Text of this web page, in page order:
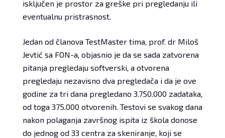
isključen je prostor za greške pri pregledanju ili
eventualnu pristrasnost.
Jedan od članova TestMaster tima, prof. dr Miloš
Jevtić sa FON-a, objasnio je da se sada zatvorena
pitanja pregledaju softverski, a otvorena
pregledaju nezavisno dva pregledača i da je ove
godine za tri dana pregledano 3.750.000 zadataka,
od toga 375.000 otvorenih. Testovi se svakog dana
nakon polaganja završnog ispita iz škola donose
do jednog od 33 centra za skeniranje, koji se